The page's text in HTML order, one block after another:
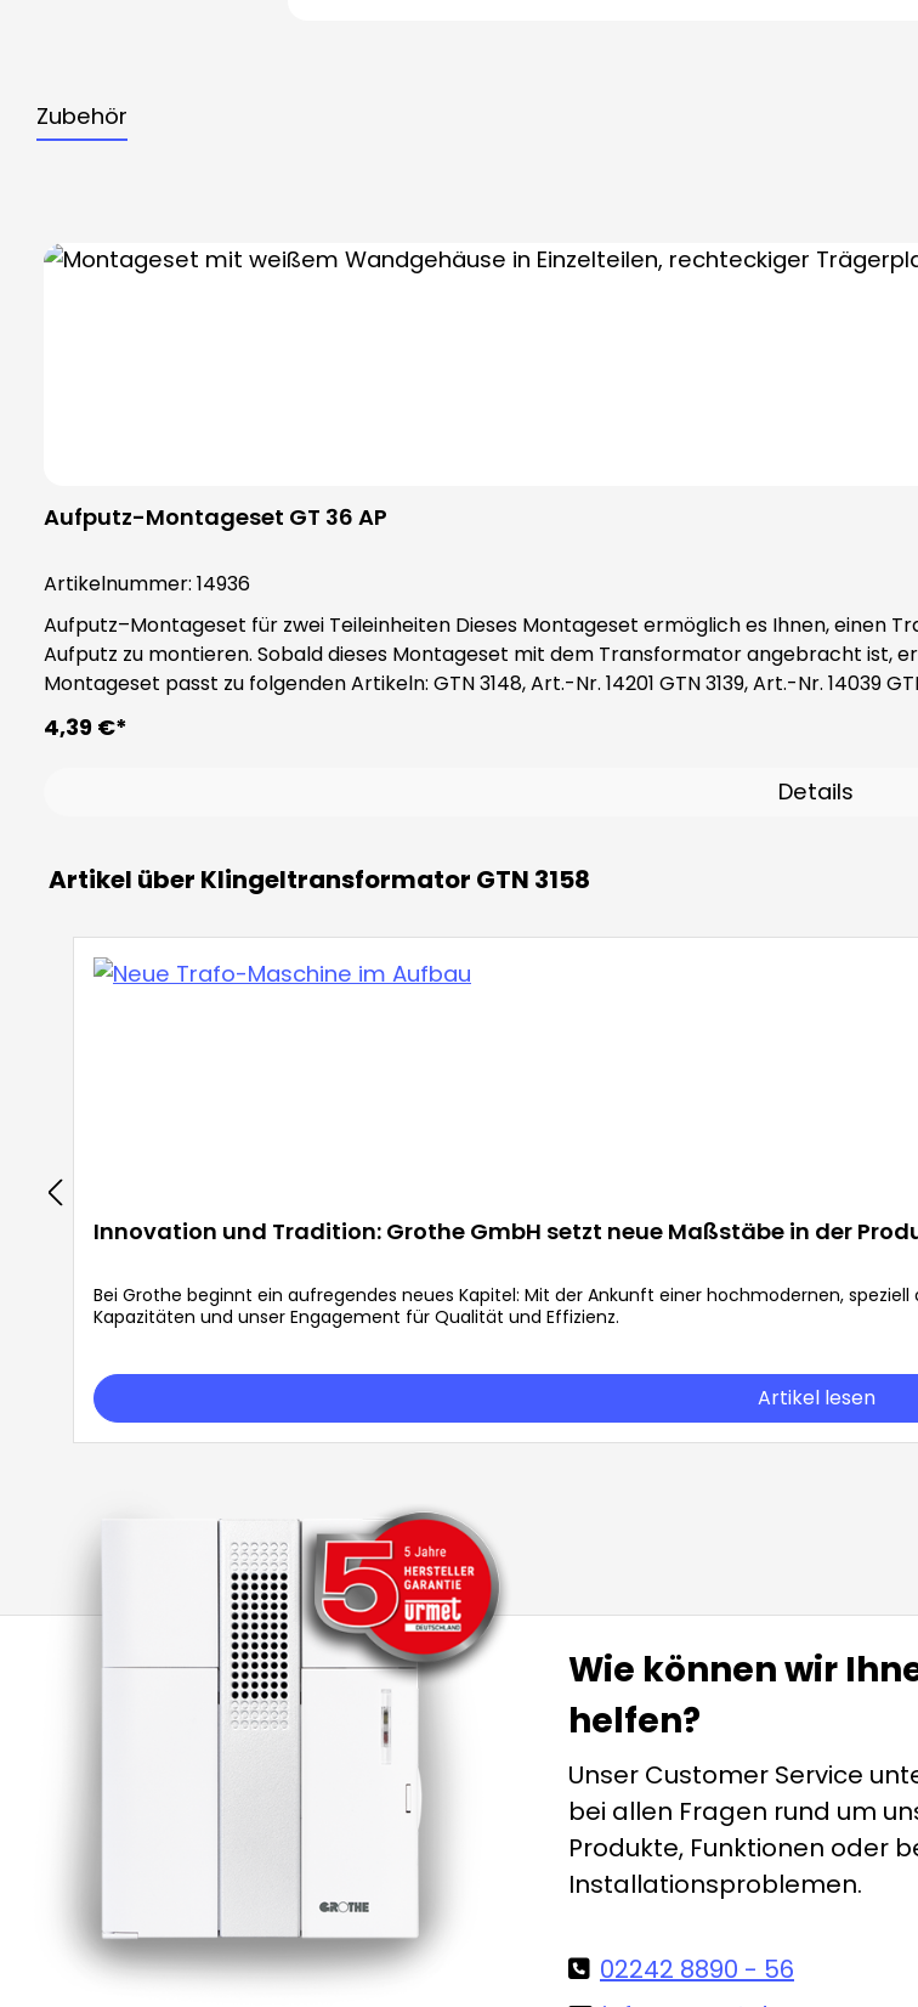
Zubehör
Aufputz-Montageset GT 36 AP
Artikelnummer: 14936
Aufputz–Montageset für zwei Teileinheiten Dieses Montageset ermöglich es Ihnen, einen Transformator, der eine Breite von zwei Teileinheiten (36 mm) besitzt,
Aufputz zu montieren. Sobald dieses Montageset mit dem Transformator angebracht ist, erhält der
Montageset passt zu folgenden Artikeln: GTN 3148, Art.-Nr. 14201 GTN 3139, Art.-Nr. 14039
GTN 50810, Art.-Nr. 14207 GTN 3148 S, Art.-Nr. 14211 GTN 3139 S, Art.-Nr. 14049 GTN 3173 S,
4,39 €*
Details
Artikel über Klingeltransformator GTN 3158
Innovation und Tradition: Grothe GmbH setzt neue Maßstäbe in der
Bei Grothe beginnt ein aufregendes neues Kapitel: Mit der Ankunft einer hochmodernen,
Kapazitäten und unser Engagement für Qualität und Effizienz.
Artikel lesen
Wie können wir
helfen?
Unser Customer Service
bei allen Fragen rund um
Produkte, Funktionen oder
Installationsproblemen.
02242 8890 - 56